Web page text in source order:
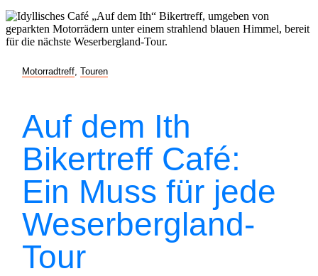
Motorradtreff Touren
Auf dem Ith
Bikertreff Café:
Ein Muss für jede
Weserbergland-
Tour